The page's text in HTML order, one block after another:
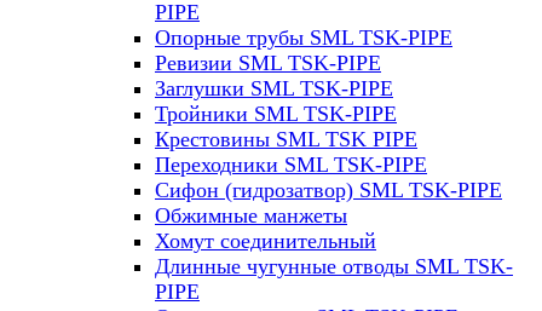
PIPE
Опорные трубы SML TSK-PIPE
Ревизии SML TSK-PIPE
Заглушки SML TSK-PIPE
Тройники SML TSK-PIPE
Крестовины SML TSK PIPE
Переходники SML TSK-PIPE
Сифон (гидрозатвор) SML TSK-PIPE
Обжимные манжеты
Хомут соединительный
Длинные чугунные отводы SML TSK-
PIPE